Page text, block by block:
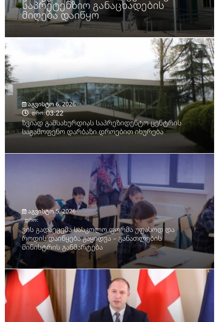
საპრეტენზიო განაცხადების
მიღება დაიწყო
აგვისტო 6, 2026
დრო:03:22
ზვიად გამსახურდიას საპრეზიდენტო ცენტრის
საგამოფენო დარბაზი დროებით იხურება
აგვისტო 5, 2026
დრო:
ვის გადაეცემა სასკოლო ფორმა უფასოდ და
როდის დაიწყება გაყიდვა – განათლების
მინისტრის განმარტება